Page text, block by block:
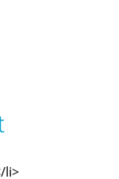
li>